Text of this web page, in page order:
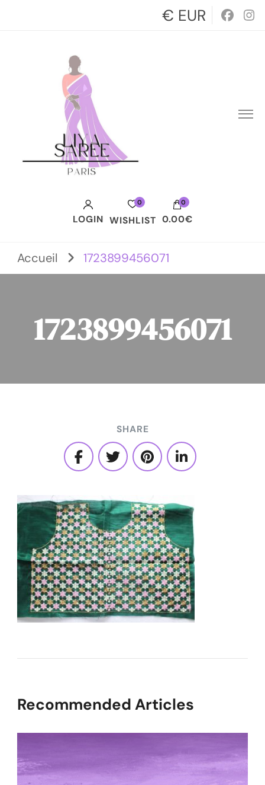
€ EUR
LOGIN
0
WISHLIST
0
0.00€
Votre panier est vide.
Accueil 1723899456071
1723899456071
SHARE
Recommended Articles